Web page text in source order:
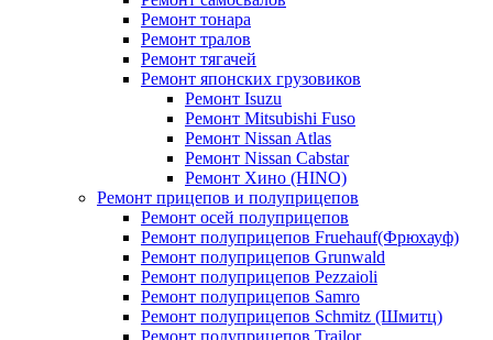
Ремонт тонара
Ремонт тралов
Ремонт тягачей
Ремонт японских грузовиков
Ремонт Isuzu
Ремонт Mitsubishi Fuso
Ремонт Nissan Atlas
Ремонт Nissan Cabstar
Ремонт Хино (HINO)
Ремонт прицепов и полуприцепов
Ремонт осей полуприцепов
Ремонт полуприцепов Fruehauf(Фрюхауф)
Ремонт полуприцепов Grunwald
Ремонт полуприцепов Pezzaioli
Ремонт полуприцепов Samro
Ремонт полуприцепов Schmitz (Шмитц)
Ремонт полуприцепов Trailor